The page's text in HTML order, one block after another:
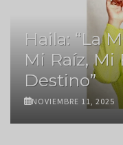
Haila: “La
Mi Raíz, Mi
Destino”
NOVIEMBRE 11, 2025